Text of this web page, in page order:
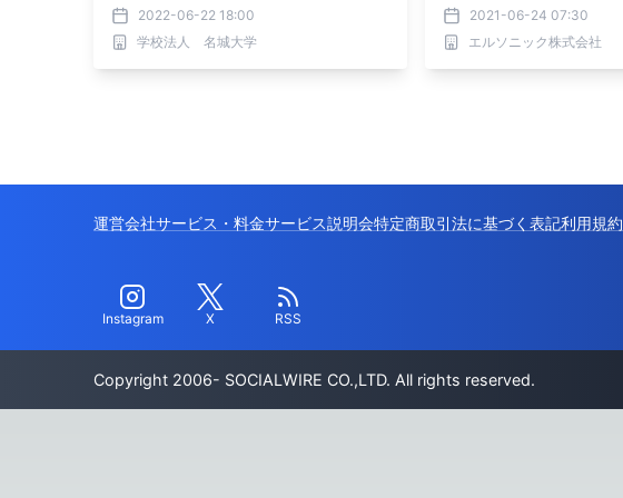
2022-06-22 18:00
学校法人 名城大学
2021-06-24 07:30
エルソニック株式会社
運営会社サービス・料金サービス説明会特定商取引法に基づく表記利用規約
Instagram X RSS
Copyright 2006- SOCIALWIRE CO.,LTD. All rights reserved.